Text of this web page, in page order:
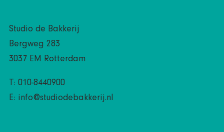
Studio de Bakkerij
Bergweg 283
3037 EM Rotterdam
T: 010-8440900
E: info@studiodebakkerij.nl